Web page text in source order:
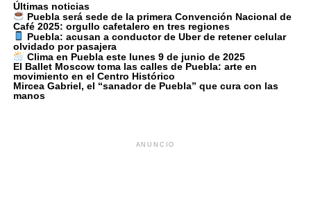
Últimas noticias
Puebla será sede de la primera Convención Nacional de
Café 2025: orgullo cafetalero en tres regiones
Puebla: acusan a conductor de Uber de retener celular
olvidado por pasajera
Clima en Puebla este lunes 9 de junio de 2025
El Ballet Moscow toma las calles de Puebla: arte en
movimiento en el Centro Histórico
Mircea Gabriel, el “sanador de Puebla” que cura con las
manos
ANUNCIO